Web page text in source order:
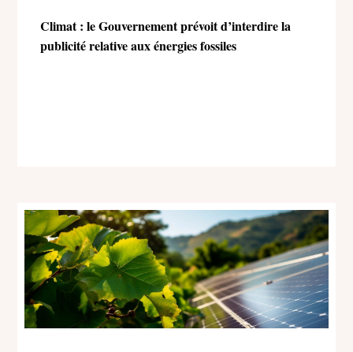
Climat : le Gouvernement prévoit d’interdire la
publicité relative aux énergies fossiles